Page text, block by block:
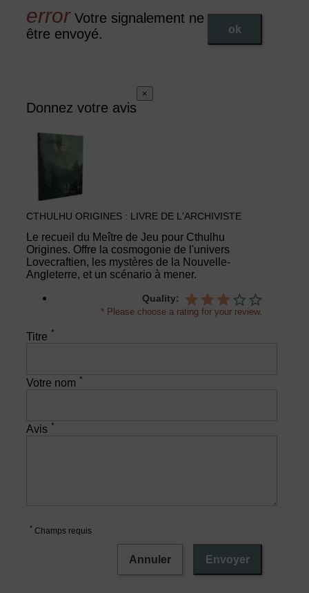
Votre signalement ne peut pas
être envoyé.
ok
Donnez votre avis
×
CTHULHU ORIGINES : LIVRE DE L'ARCHIVISTE
Le recueil du Meître de Jeu pour Cthulhu
Origines. Offre la cosmogonie de l'univers
Lovecraftien, les mystères de la Nouvelle-
Angleterre, et un scénario à mener.
Quality:
* Please choose a rating for your review.
Titre *
Votre nom *
Avis *
* Champs requis
Annuler Envoyer